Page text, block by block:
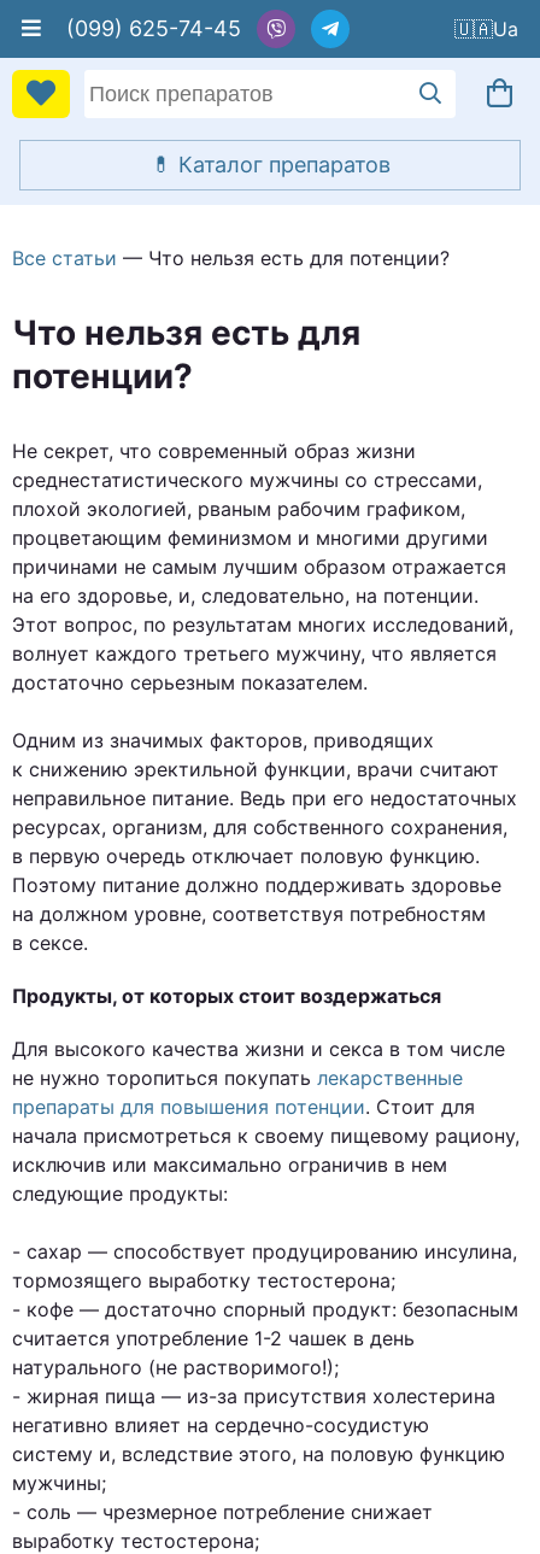
(099) 625-74-45 🇺🇦
Все статьи — Что нельзя есть для потенции?
Что нельзя есть для
потенции?
Не секрет, что современный образ жизни
среднестатистического мужчины со стрессами,
плохой экологией, рваным рабочим графиком,
процветающим феминизмом и многими другими
причинами не самым лучшим образом отражается
на его здоровье, и, следовательно, на потенции.
Этот вопрос, по результатам многих исследований,
волнует каждого третьего мужчину, что является
достаточно серьезным показателем.
Одним из значимых факторов, приводящих
к снижению эректильной функции, врачи считают
неправильное питание. Ведь при его недостаточных
ресурсах, организм, для собственного сохранения,
в первую очередь отключает половую функцию.
Поэтому питание должно поддерживать здоровье
на должном уровне, соответствуя потребностям
в сексе.
Продукты, от которых стоит воздержаться
Для высокого качества жизни и секса в том числе
не нужно торопиться покупать лекарственные
препараты для повышения потенции. Стоит для
начала присмотреться к своему пищевому рациону,
исключив или максимально ограничив в нем
следующие продукты:
- сахар — способствует продуцированию инсулина,
тормозящего выработку тестостерона;
- кофе — достаточно спорный продукт: безопасным
считается употребление 1-2 чашек в день
натурального (не растворимого!);
- жирная пища — из-за присутствия холестерина
негативно влияет на сердечно-сосудистую
систему и, вследствие этого, на половую функцию
мужчины;
- соль — чрезмерное потребление снижает
выработку тестостерона;